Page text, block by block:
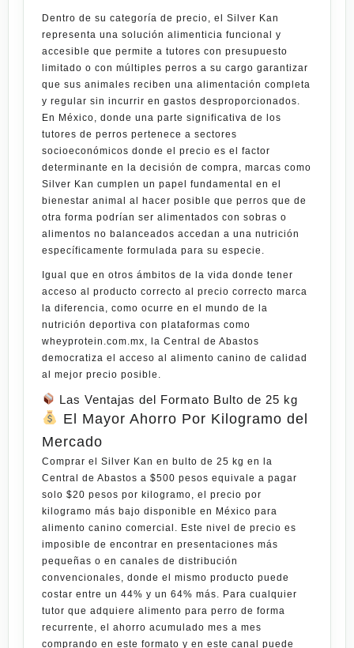
Dentro de su categoría de precio, el Silver Kan
representa una solución alimenticia funcional y
accesible que permite a tutores con presupuesto
limitado o con múltiples perros a su cargo garantizar
que sus animales reciben una alimentación completa
y regular sin incurrir en gastos desproporcionados.
En México, donde una parte significativa de los
tutores de perros pertenece a sectores
socioeconómicos donde el precio es el factor
determinante en la decisión de compra, marcas como
Silver Kan cumplen un papel fundamental en el
bienestar animal al hacer posible que perros que de
otra forma podrían ser alimentados con sobras o
alimentos no balanceados accedan a una nutrición
específicamente formulada para su especie.
Igual que en otros ámbitos de la vida donde tener
acceso al producto correcto al precio correcto marca
la diferencia, como ocurre en el mundo de la
nutrición deportiva con plataformas como
wheyprotein.com.mx , la Central de Abastos
democratiza el acceso al alimento canino de calidad
al mejor precio posible.
Las Ventajas del Formato Bulto de 25 kg
El Mayor Ahorro Por Kilogramo del
Mercado
Comprar el Silver Kan en bulto de 25 kg en la
Central de Abastos a $500 pesos equivale a pagar
solo $20 pesos por kilogramo , el precio por
kilogramo más bajo disponible en México para
alimento canino comercial. Este nivel de precio es
imposible de encontrar en presentaciones más
pequeñas o en canales de distribución
convencionales, donde el mismo producto puede
costar entre un 44% y un 64% más. Para cualquier
tutor que adquiere alimento para perro de forma
recurrente, el ahorro acumulado mes a mes
comprando en este formato y en este canal puede